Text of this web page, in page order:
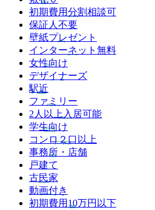
初期費用分割相談可
保証人不要
壁紙プレゼント
インターネット無料
女性向け
デザイナーズ
駅近
ファミリー
2人以上入居可能
学生向け
コンロ２口以上
事務所・店舗
戸建て
古民家
動画付き
初期費用10万円以下